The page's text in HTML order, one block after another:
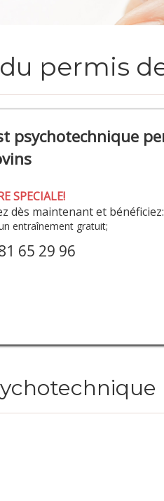
permis
psychotechnique
SPECIALE!
dès maintenant et bénéficiez:
entraînement gratuit;
65 29 96